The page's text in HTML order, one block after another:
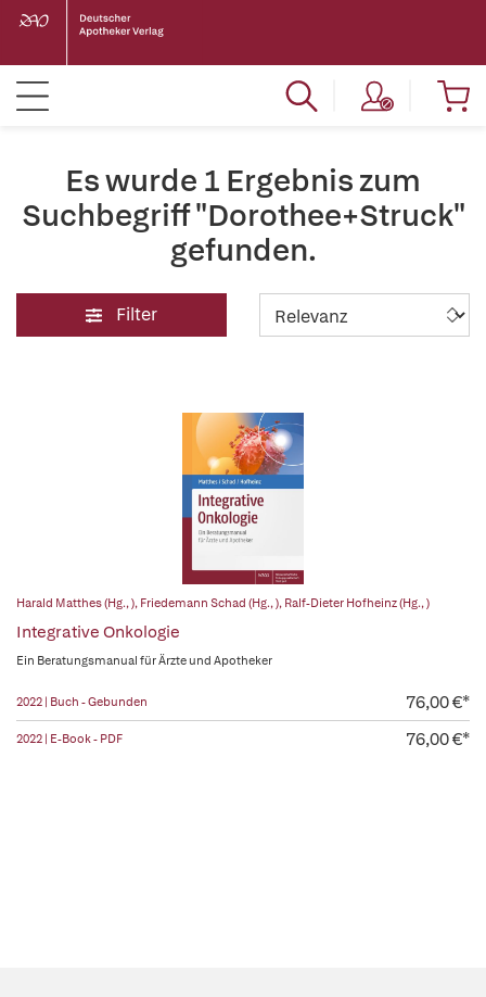
Es wurde 1 Ergebnis zum
Suchbegriff "Dorothee+Struck"
gefunden.
Filter
Harald Matthes (Hg., ), Friedemann Schad (Hg., ), Ralf-Dieter Hofheinz (Hg., )
Integrative Onkologie
Ein Beratungsmanual für Ärzte und Apotheker
2022 | Buch - Gebunden 76,00 €*
2022 | E-Book - PDF 76,00 €*